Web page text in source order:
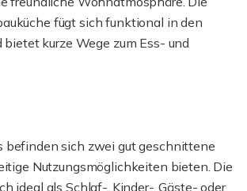
fügt sich funktional in den
bietet kurze Wege zum Ess- und
befinden sich zwei gut geschnittene
Nutzungsmöglichkeiten bieten. Die
ideal als Schlaf-, Kinder-, Gäste- oder